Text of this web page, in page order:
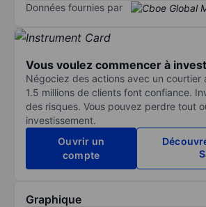
Données fournies par
Vous voulez commencer à
Négociez des actions avec un courtier
1.5 millions de clients font confiance.
des risques. Vous pouvez perdre tout
investissement.
Ouvrir un
compte
Graphique